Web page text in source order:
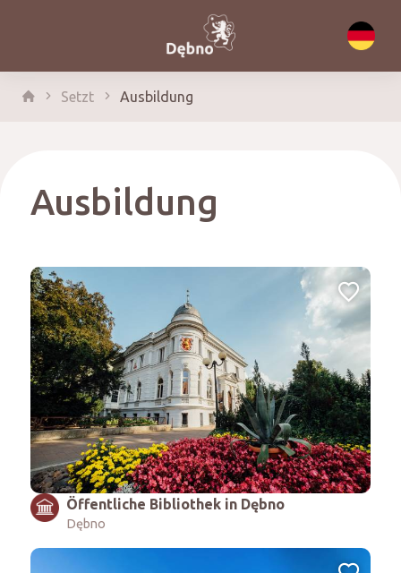
Setzt Ausbildung
Ausbildung
Öffentliche Bibliothek in Dębno
Dębno